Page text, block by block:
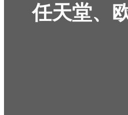
任天堂、